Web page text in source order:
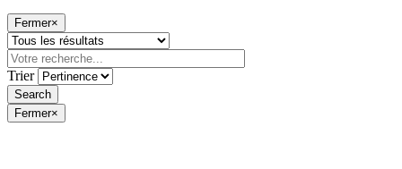
Fermer×
Trier
Fermer×